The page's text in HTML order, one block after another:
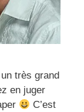
très grand
en juger
C’est